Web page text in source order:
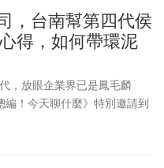
，台南幫第四代侯
得，如何帶環泥
，放眼企業界已是鳳毛麟
！今天聊什麼》特別邀請到
智元。他在24歲金融海嘯之